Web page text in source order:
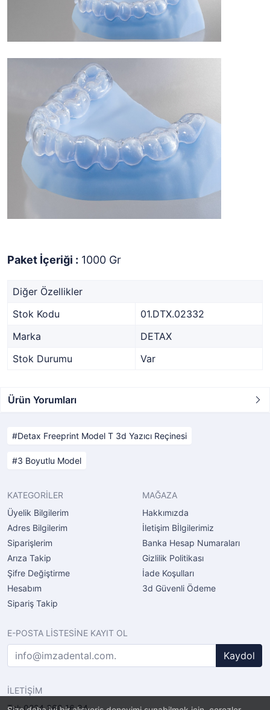
Paket İçeriği : 1000 Gr
Diğer Özellikler
Stok Kodu
01.DTX.02332
Marka
DETAX
Stok Durumu
Var
Ürün Yorumları
Detax Freeprint Model T 3d Yazıcı Reçinesi
3 Boyutlu Model
KATEGORİLER
Üyelik Bilgilerim
Adres Bilgilerim
Siparişlerim
Arıza Takip
Şifre Değiştirme
Hesabım
Sipariş Takip
MAĞAZA
Hakkımızda
İletişim Bİlgilerimiz
Banka Hesap Numaraları
Gizlilik Politikası
İade Koşulları
3d Güvenli Ödeme
E-POSTA LİSTESİNE KAYIT OL
Kaydol
İLETİŞİM
Tel: 0224 360 16 34